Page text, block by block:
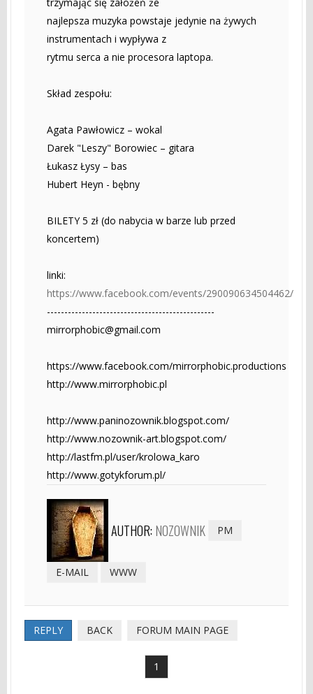
najlepsza muzyka powstaje jedynie na żywych
instrumentach i wypływa z
rytmu serca a nie procesora laptopa.
Skład zespołu:
Agata Pawłowicz – wokal
Darek "Leszy" Borowiec – gitara
Łukasz Łysy – bas
Hubert Heyn - bębny
BILETY 5 zł (do nabycia w barze lub przed
koncertem)
linki:
https://www.facebook.com/events/290090634504462/
------------------------------------------------
mirrorphobic@gmail.com
https://www.facebook.com/mirrorphobic.productions
http://www.mirrorphobic.pl
http://www.paninozownik.blogspot.com/
http://www.nozownik-art.blogspot.com/
http://lastfm.pl/user/krolowa_karo
http://www.gotykforum.pl/
AUTHOR: NOZOWNIK PM
E-MAIL WWW
REPLY BACK FORUM MAIN PAGE
1